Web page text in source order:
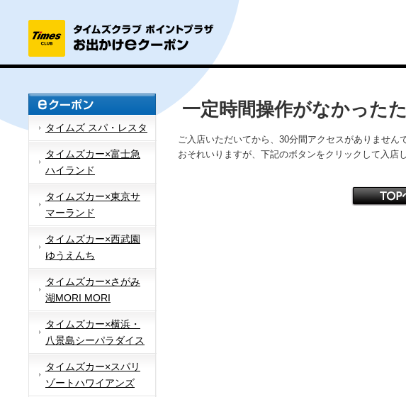
タイムズ スパ・レスタ
タイムズカー×富士急
ハイランド
タイムズカー×東京サ
マーランド
タイムズカー×西武園
ゆうえんち
タイムズカー×さがみ
湖MORI MORI
タイムズカー×横浜・
八景島シーパラダイス
タイムズカー×スパリ
ゾートハワイアンズ
一定時間操作がなかった
ご入店いただいてから、30分間アクセスがありません
おそれいりますが、下記のボタンをクリックして入店